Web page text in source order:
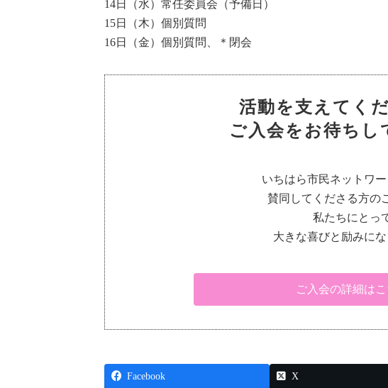
14日（水）常任委員会（予備日）
15日（木）個別質問
16日（金）個別質問、＊閉会
活動を支えてく
ご入会をお待ちし
いちはら市民ネットワ
賛同してくださる方の
私たちにとっ
大きな喜びと励みにな
ご入会の詳細はこ
Facebook X